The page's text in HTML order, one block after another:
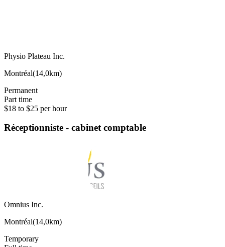
Physio Plateau Inc.
Montréal(14,0km)
Permanent
Part time
$18 to $25 per hour
Réceptionniste - cabinet comptable
Omnius Inc.
Montréal(14,0km)
Temporary